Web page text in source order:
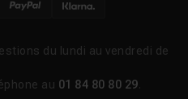
du lundi au vendredi de
au 01 84 80 80 29